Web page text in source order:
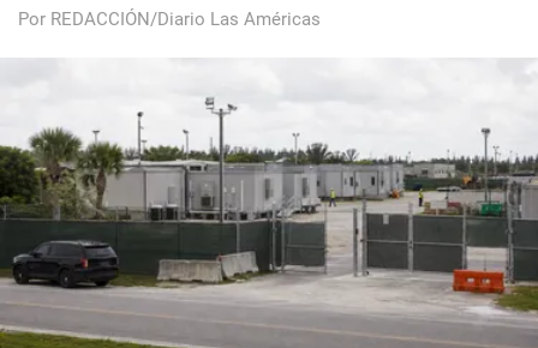
Por REDACCIÓN/Diario Las Américas